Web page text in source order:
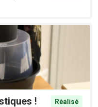
!
Réalisé